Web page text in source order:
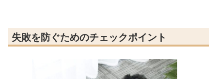
失敗を防ぐためのチェックポイント